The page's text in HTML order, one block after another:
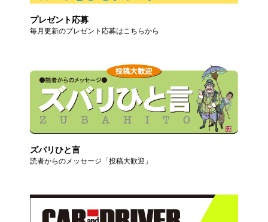
プレゼント応募
毎月更新のプレゼント応募はこちらから
ズバリひと言
読者からのメッセージ「投稿大歓迎」